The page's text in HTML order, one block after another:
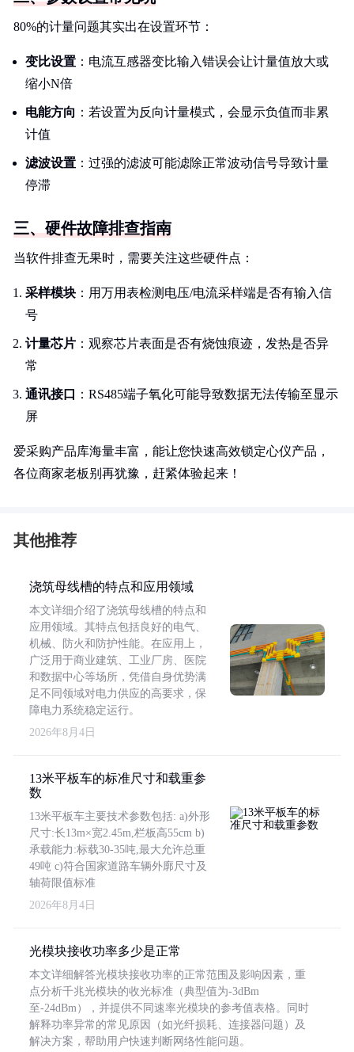
80%的计量问题其实出在设置环节：
变比设置 ：电流互感器变比输入错误会让计量值放大或
缩小N倍
电能方向 ：若设置为反向计量模式，会显示负值而非累
计值
滤波设置 ：过强的滤波可能滤除正常波动信号导致计量
停滞
三、硬件故障排查指南
当软件排查无果时，需要关注这些硬件点：
采样模块 ：用万用表检测电压/电流采样端是否有输入信
号
计量芯片 ：观察芯片表面是否有烧蚀痕迹，发热是否异
常
通讯接口
：RS485端子氧化可能导致数据无法传输至显示
屏
爱采购产品库海量丰富，能让您快速高效锁定心仪产品，
各位商家老板别再犹豫，赶紧体验起来！
其他推荐
浇筑母线槽的特点和应用领域
本文详细介绍了浇筑母线槽的特点和
应用领域。其特点包括良好的电气、
机械、防火和防护性能。在应用上，
广泛用于商业建筑、工业厂房、医院
和数据中心等场所，凭借自身优势满
足不同领域对电力供应的高要求，保
障电力系统稳定运行。
2026年8月4日
13米平板车的标准尺寸和载重参
数
13米平板车主要技术参数包括: a)外形
尺寸:长13m×宽2.45m,栏板高55cm b)
承载能力:标载30-35吨,最大允许总重
49吨 c)符合国家道路车辆外廓尺寸及
轴荷限值标准
2026年8月4日
光模块接收功率多少是正常
本文详细解答光模块接收功率的正常范围及影响因素，重
点分析千兆光模块的收光标准（典型值为-3dBm
至-24dBm），并提供不同速率光模块的参考值表格。同时
解释功率异常的常见原因（如光纤损耗、连接器问题）及
解决方案，帮助用户快速判断网络性能问题。